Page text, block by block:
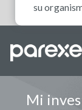
su
Mi